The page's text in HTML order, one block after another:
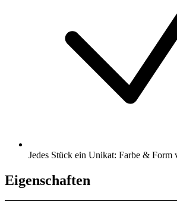
Jedes Stück ein Unikat: Farbe & Form
Eigenschaften